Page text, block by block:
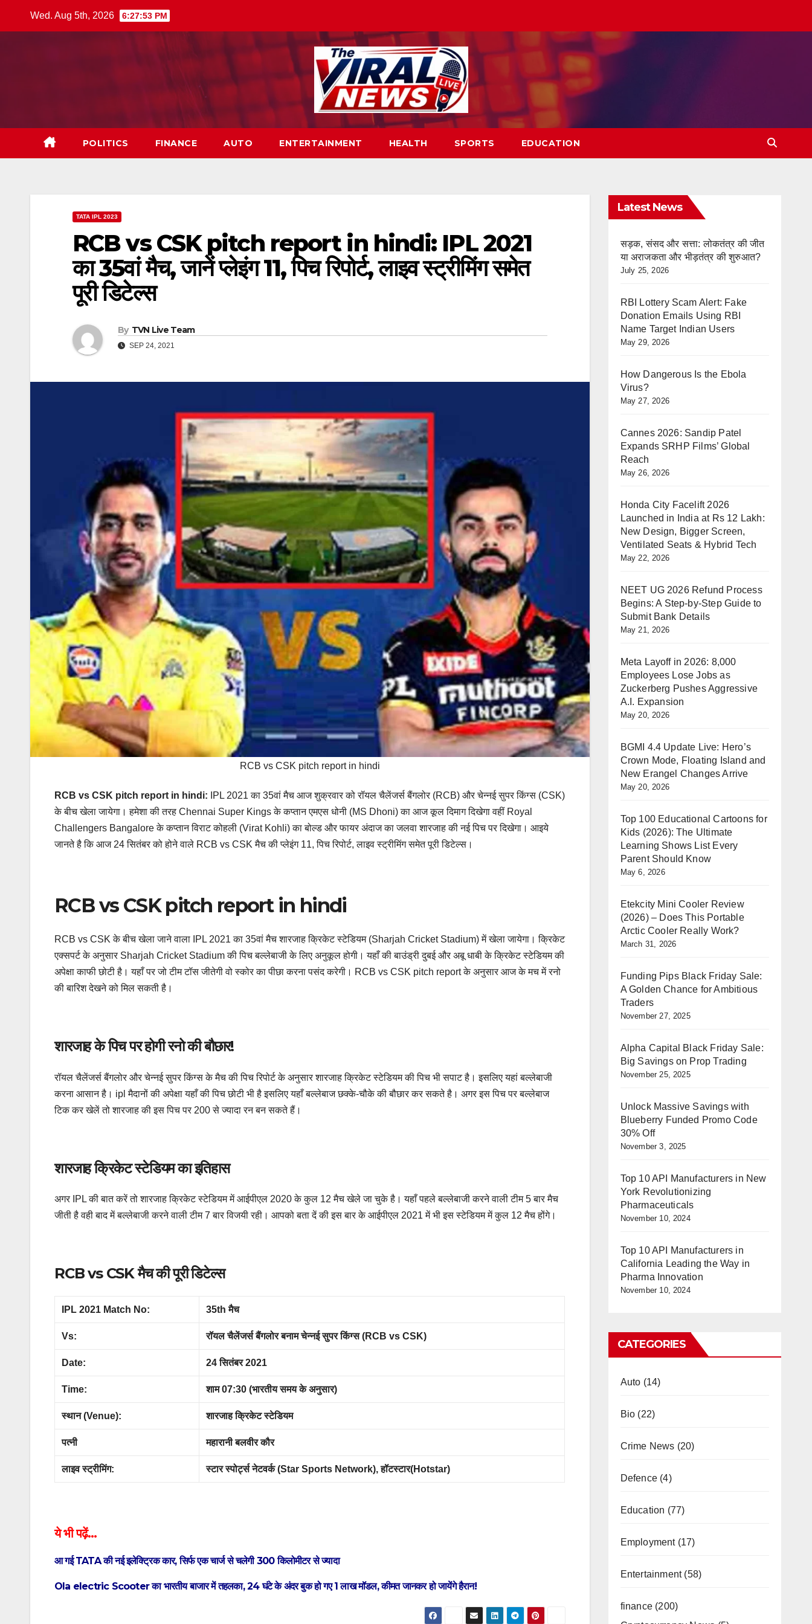
Wed. Aug 5th, 2026 6:27:54 PM
POLITICS FINANCE AUTO ENTERTAINMENT HEALTH SPORTS EDUCATION
TATA IPL 2023
RCB vs CSK pitch report in hindi: IPL 2021
का 35वां मैच, जानें प्लेइंग 11, पिच रिपोर्ट, लाइव स्ट्रीमिंग समेत
पूरी डिटेल्स
By TVN Live Team
SEP 24, 2021
RCB vs CSK pitch report in hindi
RCB vs CSK pitch report in hindi: IPL 2021 का 35वां मैच आज शुक्रवार को रॉयल चैलेंजर्स बैंगलोर (RCB) और चेन्नई सुपर किंग्स (CSK)
के बीच खेला जायेगा। हमेशा की तरह Chennai Super Kings के कप्तान एमएस धोनी (MS Dhoni) का आज कूल दिमाग दिखेगा वहीं Royal
Challengers Bangalore के कप्तान विराट कोहली (Virat Kohli) का बोल्ड और फायर अंदाज का जलवा शारजाह की नई पिच पर दिखेगा। आइये
जानते है कि आज 24 सितंबर को होने वाले RCB vs CSK मैच की प्लेइंग 11, पिच रिपोर्ट, लाइव स्ट्रीमिंग समेत पूरी डिटेल्स।
RCB vs CSK pitch report in hindi
RCB vs CSK के बीच खेला जाने वाला IPL 2021 का 35वां मैच शारजाह क्रिकेट स्टेडियम (Sharjah Cricket Stadium) में खेला जायेगा। क्रिकेट
एक्सपर्ट के अनुसार Sharjah Cricket Stadium की पिच बल्लेबाजी के लिए अनुकूल होगी। यहाँ की बाउंड्री दुबई और अबू धाबी के क्रिकेट स्टेडियम की
अपेक्षा काफी छोटी है। यहाँ पर जो टीम टॉस जीतेगी वो स्कोर का पीछा करना पसंद करेगी। RCB vs CSK pitch report के अनुसार आज के मच में रनो
की बारिश देखने को मिल सकती है।
शारजाह के पिच पर होगी रनो की बौछार!
रॉयल चैलेंजर्स बैंगलोर और चेन्नई सुपर किंग्स के मैच की पिच रिपोर्ट के अनुसार शारजाह क्रिकेट स्टेडियम की पिच भी सपाट है। इसलिए यहां बल्लेबाजी
करना आसान है। ipl मैदानों की अपेक्षा यहाँ की पिच छोटी भी है इसलिए यहाँ बल्लेबाज छक्के-चौके की बौछार कर सकते है। अगर इस पिच पर बल्लेबाज
टिक कर खेलें तो शारजाह की इस पिच पर 200 से ज्यादा रन बन सकते हैं।
शारजाह क्रिकेट स्टेडियम का इतिहास
अगर IPL की बात करें तो शारजाह क्रिकेट स्टेडियम में आईपीएल 2020 के कुल 12 मैच खेले जा चुके है। यहाँ पहले बल्लेबाजी करने वाली टीम 5 बार मैच
जीती है वही बाद में बल्लेबाजी करने वाली टीम 7 बार विजयी रही। आपको बता दें की इस बार के आईपीएल 2021 में भी इस स्टेडियम में कुल 12 मैच होंगे।
RCB vs CSK मैच की पूरी डिटेल्स
IPL 2021 Match No: 35th मैच
Vs: रॉयल चैलेंजर्स बैंगलोर बनाम चेन्नई सुपर किंग्स (RCB vs CSK)
Date: 24 सितंबर 2021
Time: शाम 07:30 (भारतीय समय के अनुसार)
स्थान (Venue): शारजाह क्रिकेट स्टेडियम
पत्नी महारानी बलवीर कौर
लाइव स्ट्रीमिंग: स्टार स्पोर्ट्स नेटवर्क (Star Sports Network), हॉटस्टार(Hotstar)
ये भी पढ़ें…
आ गई TATA की नई इलेक्ट्रिक कार, सिर्फ एक चार्ज से चलेगी 300 किलोमीटर से ज्यादा
Ola electric Scooter का भारतीय बाजार में तहलका, 24 घंटे के अंदर बुक हो गए 1 लाख मॉडल, कीमत जानकर हो जायेंगे हैरान!
Latest News
सड़क, संसद और सत्ता: लोकतंत्र की जीत
या अराजकता और भीड़तंत्र की शुरुआत?
July 25, 2026
RBI Lottery Scam Alert: Fake
Donation Emails Using RBI
Name Target Indian Users
May 29, 2026
How Dangerous Is the Ebola
Virus?
May 27, 2026
Cannes 2026: Sandip Patel
Expands SRHP Films’ Global
Reach
May 26, 2026
Honda City Facelift 2026
Launched in India at Rs 12 Lakh:
New Design, Bigger Screen,
Ventilated Seats & Hybrid Tech
May 22, 2026
NEET UG 2026 Refund Process
Begins: A Step-by-Step Guide to
Submit Bank Details
May 21, 2026
Meta Layoff in 2026: 8,000
Employees Lose Jobs as
Zuckerberg Pushes Aggressive
A.I. Expansion
May 20, 2026
BGMI 4.4 Update Live: Hero’s
Crown Mode, Floating Island and
New Erangel Changes Arrive
May 20, 2026
Top 100 Educational Cartoons for
Kids (2026): The Ultimate
Learning Shows List Every
Parent Should Know
May 6, 2026
Etekcity Mini Cooler Review
(2026) – Does This Portable
Arctic Cooler Really Work?
March 31, 2026
Funding Pips Black Friday Sale:
A Golden Chance for Ambitious
Traders
November 27, 2025
Alpha Capital Black Friday Sale:
Big Savings on Prop Trading
November 25, 2025
Unlock Massive Savings with
Blueberry Funded Promo Code
30% Off
November 3, 2025
Top 10 API Manufacturers in New
York Revolutionizing
Pharmaceuticals
November 10, 2024
Top 10 API Manufacturers in
California Leading the Way in
Pharma Innovation
November 10, 2024
CATEGORIES
Auto (14)
Bio (22)
Crime News (20)
Defence(4)
Education (77)
Employment(17)
Entertainment(58)
finance(200)